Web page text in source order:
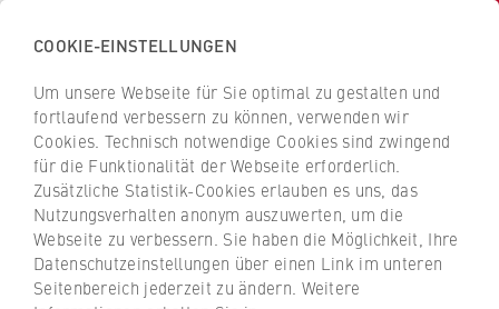
Z
u
ü
k
H
c
h
s
c
h
u
l
e
Z
u
r
ü
c
k
z
Semestereröffnung
Klimawandel durch saubere
Energien eindämmen
COOKIE-EINSTELLUNGEN
Um unsere Webseite für Sie optimal zu gestalten und
fortlaufend verbessern zu können, verwenden wir
Cookies. Technisch notwendige Cookies sind zwingend
für die Funktionalität der Webseite erforderlich.
Zusätzliche Statistik-Cookies erlauben es uns, das
Nutzungsverhalten anonym auszuwerten, um die
Webseite zu verbessern. Sie haben die Möglichkeit, Ihre
Datenschutzeinstellungen über einen Link im unteren
Seitenbereich jederzeit zu ändern. Weitere